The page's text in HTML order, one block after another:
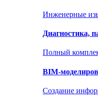
Инженерные
Диагностика,
Полный
BIM-
Создание